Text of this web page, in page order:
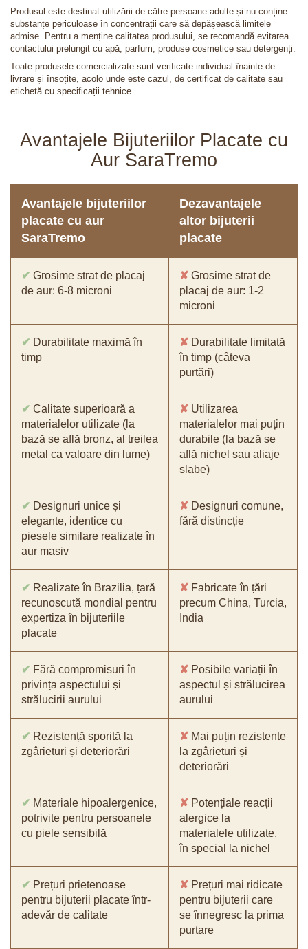
Produsul este destinat utilizării de către persoane adulte și nu conține
substanțe periculoase în concentrații care să depășească limitele
admise. Pentru a menține calitatea produsului, se recomandă evitarea
contactului prelungit cu apă, parfum, produse cosmetice sau detergenți.
Toate produsele comercializate sunt verificate individual înainte de
livrare și însoțite, acolo unde este cazul, de certificat de calitate sau
etichetă cu specificații tehnice.
Avantajele Bijuteriilor Placate cu
Aur SaraTremo
Avantajele bijuteriilor
placate cu aur
SaraTremo
Dezavantajele
altor bijuterii
placate
✔ Grosime strat de placaj
de aur: 6-8 microni
✘ Grosime strat de
placaj de aur: 1-2
microni
✔ Durabilitate maximă în
timp
✘ Durabilitate limitată
în timp (câteva
purtări)
✔ Calitate superioară a
materialelor utilizate (la
bază se află bronz, al treilea
metal ca valoare din lume)
✘ Utilizarea
materialelor mai puțin
durabile (la bază se
află nichel sau aliaje
slabe)
✔ Designuri unice și
elegante, identice cu
piesele similare realizate în
aur masiv
✘ Designuri comune,
fără distincție
✔ Realizate în Brazilia, țară
recunoscută mondial pentru
expertiza în bijuteriile
placate
✘ Fabricate în țări
precum China, Turcia,
India
✔ Fără compromisuri în
privința aspectului și
strălucirii aurului
✘ Posibile variații în
aspectul și strălucirea
aurului
✔ Rezistență sporită la
zgârieturi și deteriorări
✘ Mai puțin rezistente
la zgârieturi și
deteriorări
✔ Materiale hipoalergenice,
potrivite pentru persoanele
cu piele sensibilă
✘ Potențiale reacții
alergice la
materialele utilizate,
în special la nichel
✔ Prețuri prietenoase
pentru bijuterii placate într-
adevăr de calitate
✘ Prețuri mai ridicate
pentru bijuterii care
se înnegresc la prima
purtare